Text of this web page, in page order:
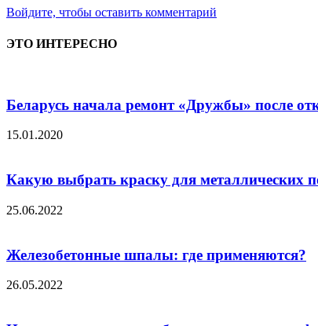
Войдите, чтобы оставить комментарий
ЭТО ИНТЕРЕСНО
Беларусь начала ремонт «Дружбы» после
15.01.2020
Какую выбрать краску для металлических
25.06.2022
Железобетонные шпалы: где применяются?
26.05.2022